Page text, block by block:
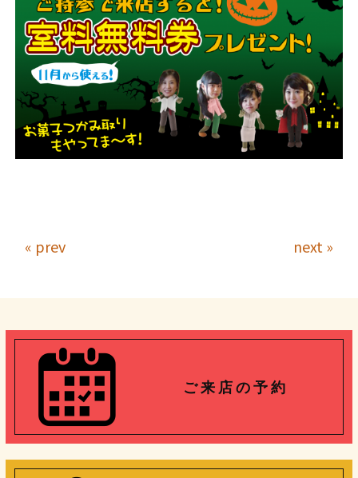
« prev next »
ご 来 店 の 予 約